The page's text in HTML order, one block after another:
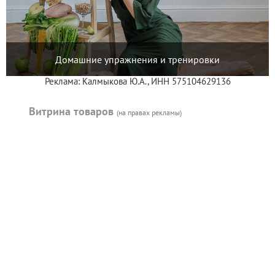
Домашние упражнения и тренировки
Реклама: Калмыкова Ю.А., ИНН 575104629136
Витрина товаров (на правах рекламы)